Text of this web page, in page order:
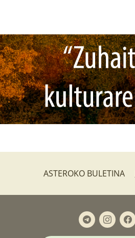
ASTEROKO BULETINA